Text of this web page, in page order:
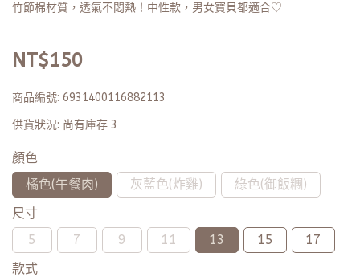
竹節棉材質，透氣不悶熱！中性款，男女寶貝都適合♡
NT$150
商品編號: 6931400116882113
供貨狀況: 尚有庫存 3
顏色
橘色(午餐肉)
灰藍色(炸雞)
綠色(御飯糰)
尺寸
5
7 9 11 13 15
17
款式